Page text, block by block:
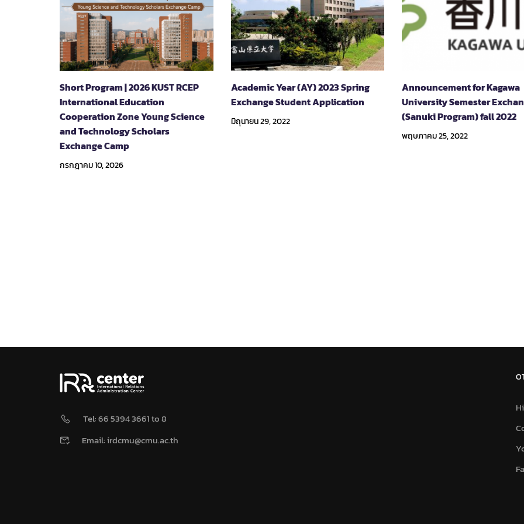
Short Program | 2026 KUST RCEP
International Education
Cooperation Zone Young Science
and Technology Scholars
Exchange Camp
กรกฎาคม 10, 2026
Academic Year (AY) 2023 Spring
Exchange Student Application
มิถุนายน 29, 2022
Announcement for Kagawa
University Semester
(Sanuki Program) fall 2022
พฤษภาคม 25, 2022
Tel: 66 5394 3661 to 8
Email: irdcmu@cmu.ac.th